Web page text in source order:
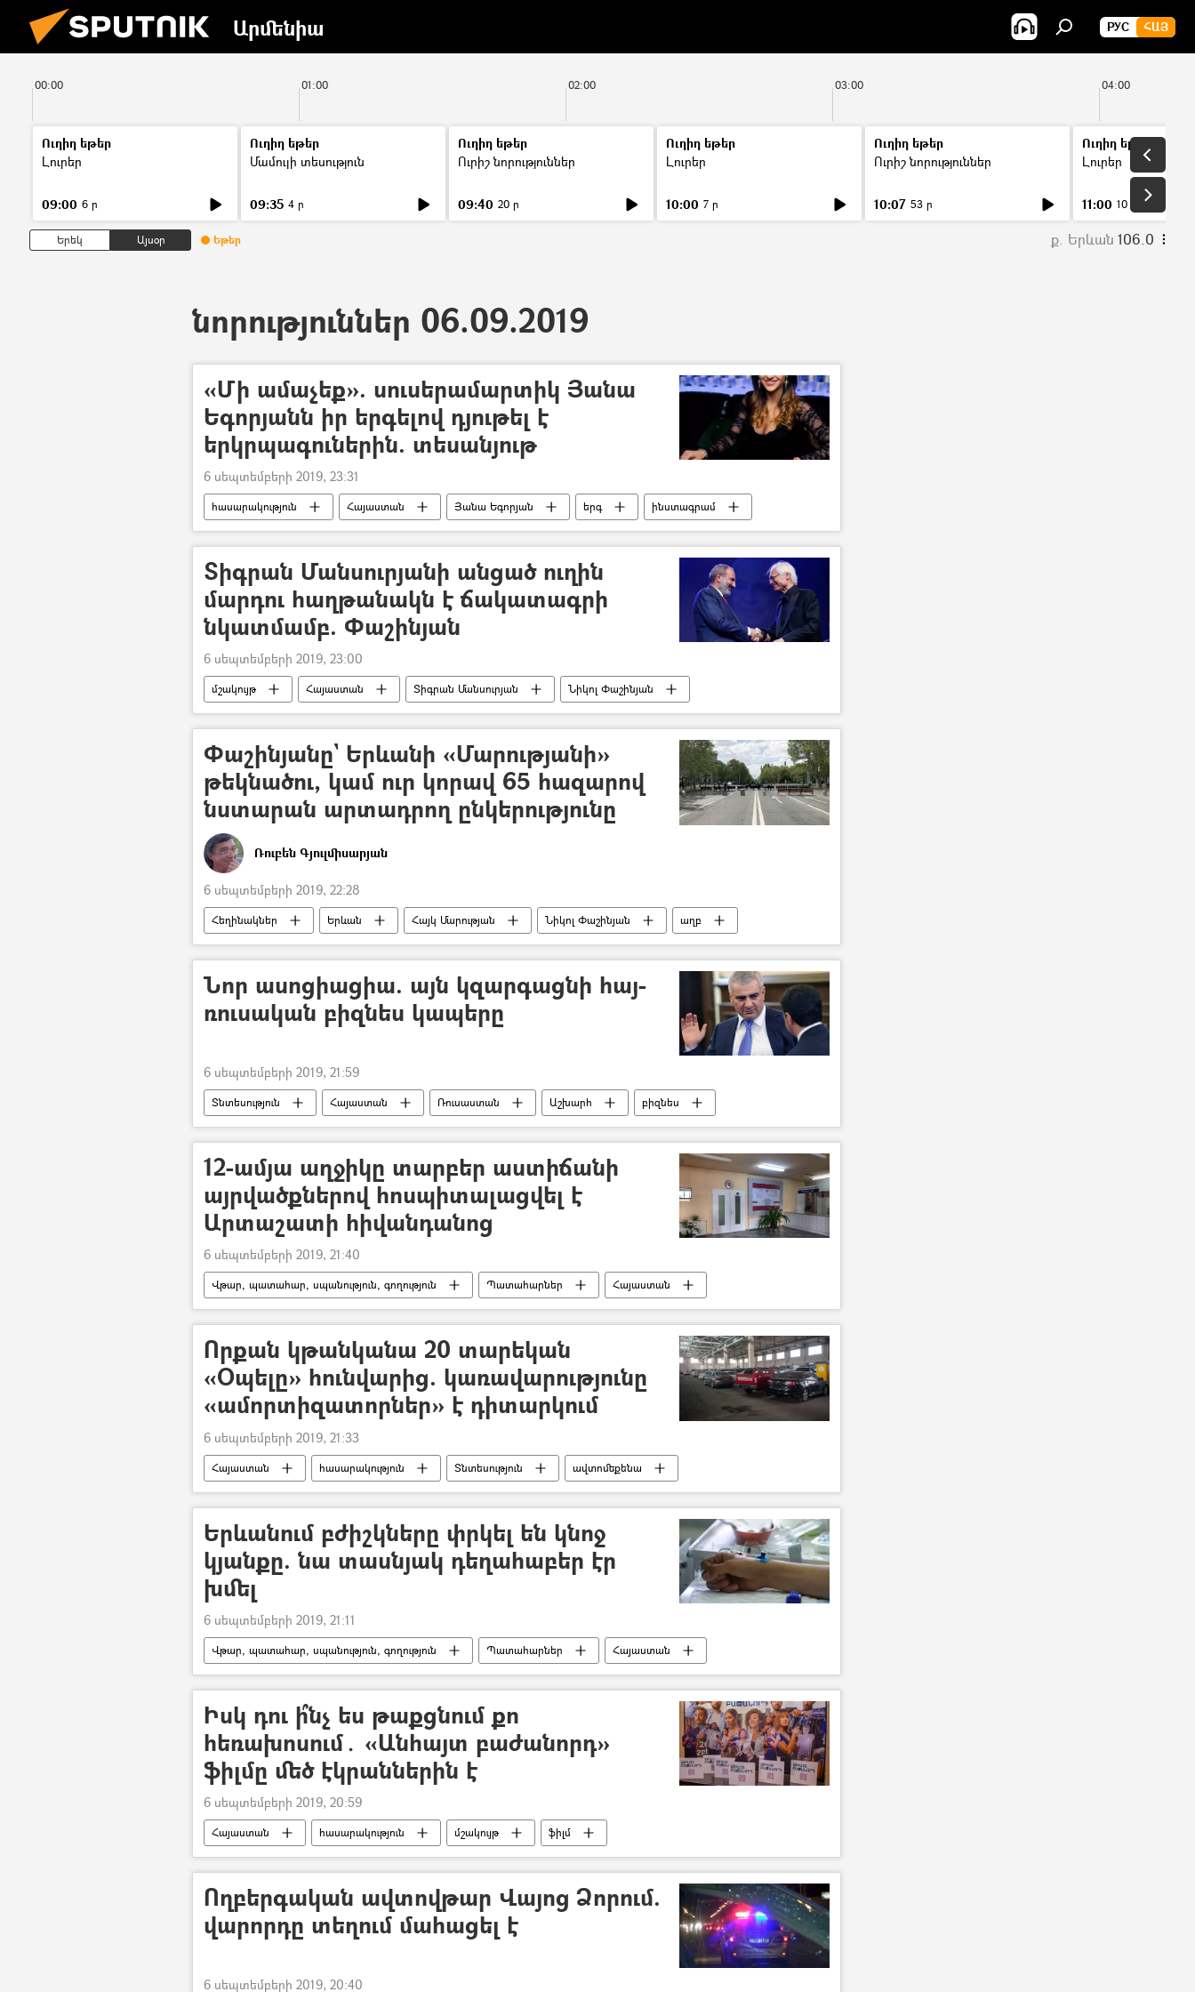
Արմենիա РУС ՀԱՅ
00:00 01:00 02:00 03:00 04:00
Ուղիղ եթեր
Լուրեր
09:00 6 ր
Ուղիղ եթեր
Մամուլի տեսություն
09:35 4 ր
Ուղիղ եթեր
Ուրիշ նորություններ
09:40 20 ր
Ուղիղ եթեր
Լուրեր
10:00 7 ր
Ուղիղ եթեր
Ուրիշ նորություններ
10:07 53 ր
Ուղիղ եթեր
Լուրեր
11:00 10 ր
Երեկ Այսօր Եթեր ք. Երևան 106.0
նորություններ 06.09.2019
«Մի ամաչեք». սուսերամարտիկ Յանա
Եգորյանն իր երգելով դյութել է
երկրպագուներին. տեսանյութ
6 սեպտեմբերի 2019, 23:31
հասարակություն Հայաստան Յանա Եգորյան երգ
ինստագրամ
տեսանյութ
Տիգրան Մանսուրյանի անցած ուղին
մարդու հաղթանակն է ճակատագրի
նկատմամբ. Փաշինյան
6 սեպտեմբերի 2019, 23:00
մշակույթ Հայաստան Տիգրան Մանսուրյան
Նիկոլ Փաշինյան
Արփի Փաշինյան
Համերգ Հայկ Մարության
Փաշինյանը` Երևանի «Մարությանի»
թեկնածու, կամ ուր կորավ 65 հազարով
նստարան արտադրող ընկերությունը
Ռուբեն Գյուլմիսարյան
6 սեպտեմբերի 2019, 22:28
Հեղինակներ Երևան Հայկ Մարության Նիկոլ Փաշինյան
աղբ
աղբաման
նստարան
Նոր ասոցիացիա. այն կզարգացնի հայ-
ռուսական բիզնես կապերը
6 սեպտեմբերի 2019, 21:59
Տնտեսություն Հայաստան Ռուսաստան Աշխարհ
բիզնես
Սամվել Կարապետյան
Արթուր Ջանիբեկյան
12-ամյա աղջիկը տարբեր աստիճանի
այրվածքներով հոսպիտալացվել է
Արտաշատի հիվանդանոց
6 սեպտեմբերի 2019, 21:40
Վթար, պատահար, սպանություն, գողություն Պատահարներ
Հայաստան
այրվածք
աղջիկ երեխա հիվանդանոց Արարատի մարզ
Որքան կթանկանա 20 տարեկան
«Օպելը» հունվարից. կառավարությունը
«ամորտիզատորներ» է դիտարկում
6 սեպտեմբերի 2019, 21:33
Հայաստան հասարակություն Տնտեսություն
ավտոմեքենա
թանկացում
Պանդուխտ Մարտիրոսյան
Երևանում բժիշկները փրկել են կնոջ
կյանքը. նա տասնյակ դեղահաբեր էր
խմել
6 սեպտեմբերի 2019, 21:11
Վթար, պատահար, սպանություն, գողություն Պատահարներ
Հայաստան
Երևան
ինքնասպանության փորձ Կին բժիշկ
հիվանդանոց
Իսկ դու ի՞նչ ես թաքցնում քո
հեռախոսում․ «Անհայտ բաժանորդ»
ֆիլմը մեծ էկրաններին է
6 սեպտեմբերի 2019, 20:59
Հայաստան հասարակություն մշակույթ
ֆիլմ
«Անհայտ բաժանորդ» (ֆիլմ)
Նազենի Հովհաննիսյան կինո
Ողբերգական ավտովթար Վայոց Ձորում.
վարորդը տեղում մահացել է
6 սեպտեմբերի 2019, 20:40